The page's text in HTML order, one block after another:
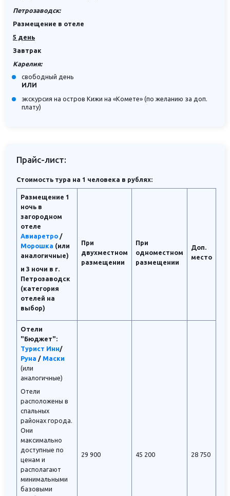
Петрозаводск:
Размещение в отеле
5 день
Завтрак
Карелия:
свободный день
ИЛИ
экскурсия на остров Кижи на «Комете» (по желанию за доп.
плату)
Прайс-лист:
Стоимость тура на 1 человека в рублях:
Размещение 1
ночь в
загородном
отеле
Авиаретро /
Морошка (или
аналогичные)
и 3 ночи в г.
Петрозаводск
(категория
отелей на
выбор)
При
двухместном
размещении
При
одноместном
размещении
Доп.
место
Отели
"Бюджет":
Турист Инн/
Руна / Маски
(или
аналогичные)
Отели
расположены в
спальных
районах города.
Они
максимально
доступные по
ценам и
располагают
минимальными
базовыми
29 900 45 200 28 750